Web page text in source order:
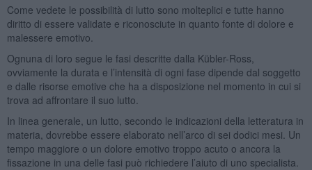
Come vedete le possibilità di lutto sono molteplici e tutte hanno
diritto di essere validate e riconosciute in quanto fonte di dolore e
malessere emotivo.
Ognuna di loro segue le fasi descritte dalla Kübler-Ross,
ovviamente la durata e l’intensità di ogni fase dipende dal soggetto
e dalle risorse emotive che ha a disposizione nel momento in cui si
trova ad affrontare il suo lutto.
In linea generale, un lutto, secondo le indicazioni della letteratura in
materia, dovrebbe essere elaborato nell’arco di sei dodici mesi. Un
tempo maggiore o un dolore emotivo troppo acuto o ancora la
fissazione in una delle fasi può richiedere l’aiuto di uno specialista.